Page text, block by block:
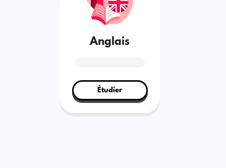
Anglais
Étudier